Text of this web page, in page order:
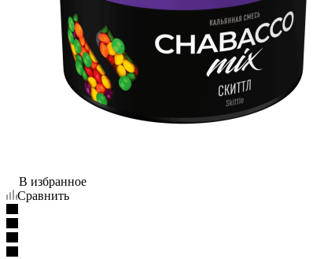
В избранное
Сравнить